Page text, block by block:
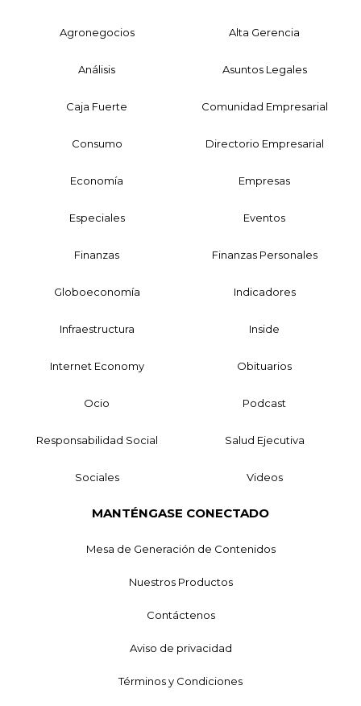
Agronegocios Alta Gerencia
Análisis Asuntos Legales
Caja Fuerte Comunidad Empresarial
Consumo Directorio Empresarial
Economía Empresas
Especiales Eventos
Finanzas Finanzas Personales
Globoeconomía Indicadores
Infraestructura Inside
Internet Economy Obituarios
Ocio Podcast
Responsabilidad Social Salud Ejecutiva
Sociales Videos
MANTÉNGASE CONECTADO
Mesa de Generación de Contenidos
Nuestros Productos
Contáctenos
Aviso de privacidad
Términos y Condiciones